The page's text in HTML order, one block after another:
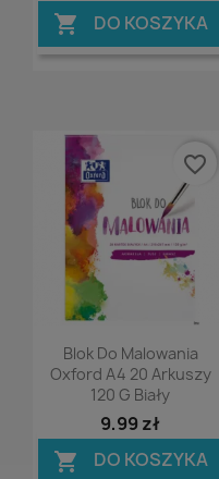
 DO KOSZYKA
Podgląd
Blok Do Malowania
Oxford A4 20 Arkuszy
120 G Biały
9,99 zł
 DO KOSZYKA
favorite_border